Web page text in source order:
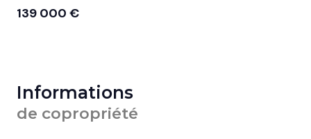
139 000 €
Informations
de copropriété